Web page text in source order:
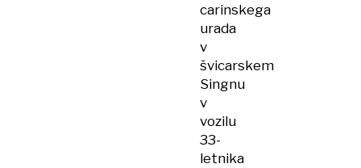
carinskega
urada
v
švicarskem
Singnu
v
vozilu
33-
letnika